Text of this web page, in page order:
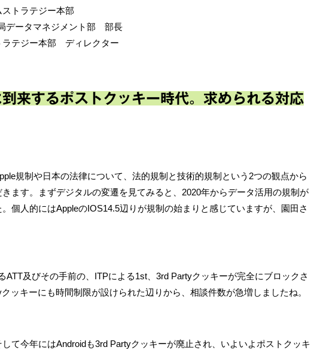
トラテジー本部
データマネジメント部 部長
テジー本部 ディレクター
来するポストクッキー時代。求められる対応
規制や日本の法律について、法的規制と技術的規制という2つの観点から
ます。まずデジタルの変遷を見てみると、2020年からデータ活用の規制が
個人的にはAppleのIOS14.5辺りが規制の始まりと感じていますが、園田さ
ATT及びその手前の、ITPによる1st、3rd Partyクッキーが完全にブロックさ
ッキーにも時間制限が設けられた辺りから、相談件数が急増しましたね。
て今年にはAndroidも3rd Partyクッキーが廃止され、いよいよポストクッキ